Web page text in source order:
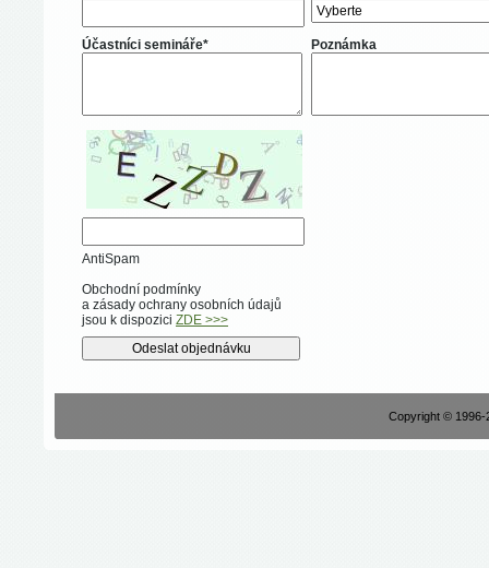
Účastníci semináře* Poznámka
AntiSpam
Obchodní podmínky
a zásady ochrany osobních údajů
jsou k dispozici ZDE >>>
Copyright © 1996-